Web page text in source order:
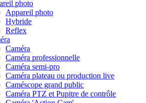
photo
Appareil photo
Hybride
Reflex
Caméra
Caméra professionnelle
Caméra semi-pro
Caméra plateau ou production live
Caméscope grand public
Caméra PTZ et Pupitre de contrôle